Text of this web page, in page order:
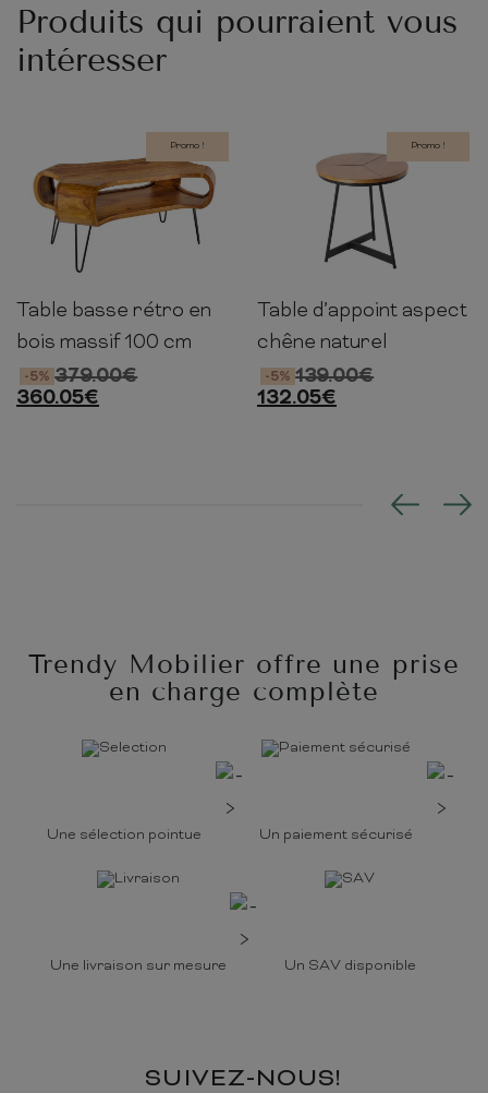
Produits qui pourraient vous
intéresser
Promo !
47cm 100cm 60cm
Table basse rétro en
bois massif 100 cm
379.00€
-5%
360.05€
Promo !
50cm 45cm 45cm
Table d’appoint aspect
chêne naturel
139.00€
-5%
132.05€
Trendy Mobilier offre une prise
en charge complète
Une sélection pointue Un paiement sécurisé
Une livraison sur mesure Un SAV disponible
SUIVEZ-NOUS!